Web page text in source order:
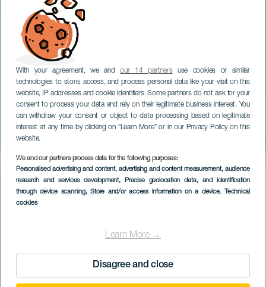
With your agreement, we andour 14 partnersuse cookies or similar
technologies to store, access, and process personal data like your visit on this
website, IP addresses and cookie identifiers. Some partners do not ask for your
consent to process your data and rely on their legitimate business interest. You
can withdraw your consent or object to data processing based on legitimate
interest at any time by clicking on “Learn More” or in our Privacy Policy on this
website.
We and our partners process data for the following purposes:
Personalised advertising and content, advertising and content measurement, audience
research and services development, Precise geolocation data, and identification
through device scanning, Store and/or access information on a device, Technical
cookies
Learn More →
Disagree and close
Music Hall Tavern
LANZAROTE
Imagen
Listado